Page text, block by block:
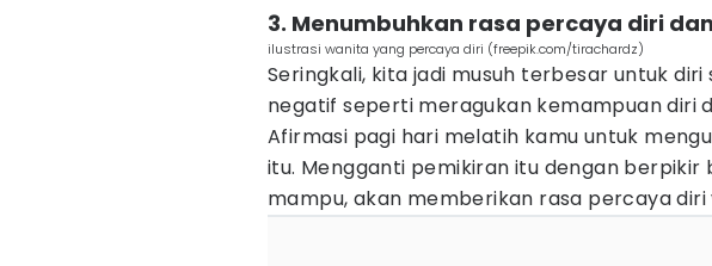
3. Menumbuhkan rasa percaya diri
ilustrasi wanita yang percaya diri (freepik.com/tirachardz)
Seringkali, kita jadi musuh terbesar untuk
negatif seperti meragukan kemampuan diri
Afirmasi pagi hari melatih kamu untuk
itu. Mengganti pemikiran itu dengan berpikir
mampu, akan memberikan rasa percaya diri